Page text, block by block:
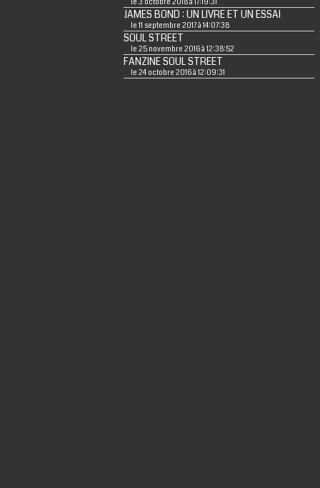
le 3 octobre 2018 à 17:19:31
JAMES BOND : UN LIVRE ET UN ESSAI
le 11 septembre 2017 à 14:07:38
SOUL STREET
le 25 novembre 2016 à 12:38:52
FANZINE SOUL STREET
le 24 octobre 2016 à 12:09:31